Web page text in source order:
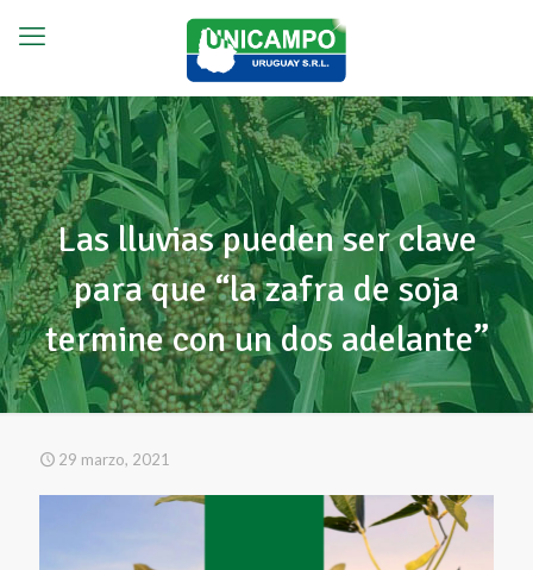
Las lluvias pueden ser clave
para que “la zafra de soja
termine con un dos adelante”
29 marzo, 2021